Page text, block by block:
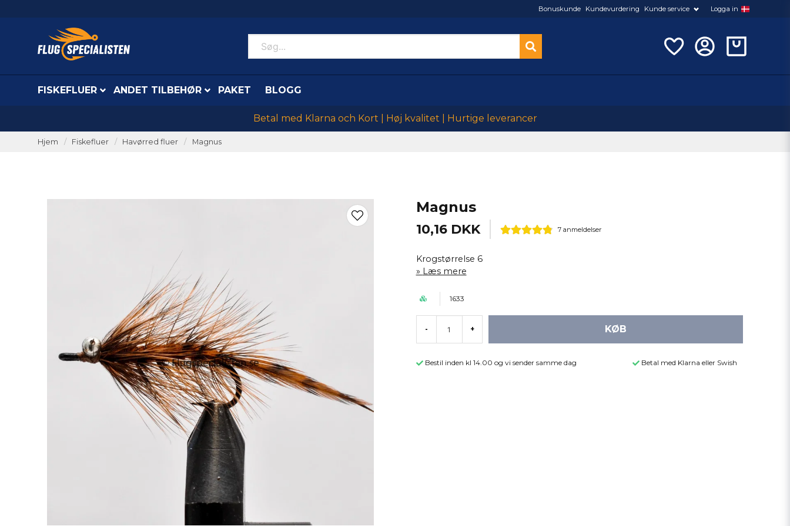
Bonuskunde Kundevurdering Kunde service Logga in
FISKEFLUER ANDET TILBEHØR PAKET BLOGG
Betal med Klarna och Kort | Høj kvalitet | Hurtige leverancer
Hjem Fiskefluer Havørred fluer Magnus
Magnus
10,16 DKK 7 anmeldelser
Krogstørrelse 6
Læs mere
1633
- + KØB
Bestil inden kl 14.00 og vi sender samme dag Betal med Klarna eller Swish